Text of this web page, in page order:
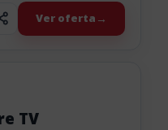
Ver oferta
TV